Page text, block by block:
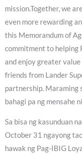
mission.Together, we
even more rewarding
this Memorandum of
commitment to helping
and enjoy greater
friends from Lander
partnership. Maraming
bahagi pa ng mensahe
Sa bisa ng kasunduan
October 31 ngayong
hawak ng Pag-IBIG